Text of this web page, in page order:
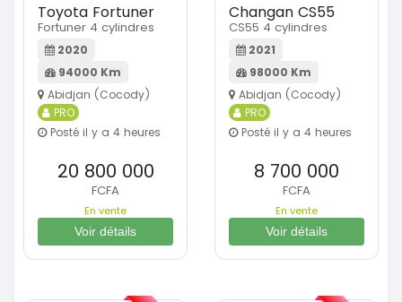
Toyota Fortuner
Fortuner 4 cylindres
2020
94000 Km
Abidjan (Cocody)
PRO
Posté il y a 4 heures
20 800 000
FCFA
En vente
Voir détails
Changan CS55
CS55 4 cylindres
2021
98000 Km
Abidjan (Cocody)
PRO
Posté il y a 4 heures
8 700 000
FCFA
En vente
Voir détails